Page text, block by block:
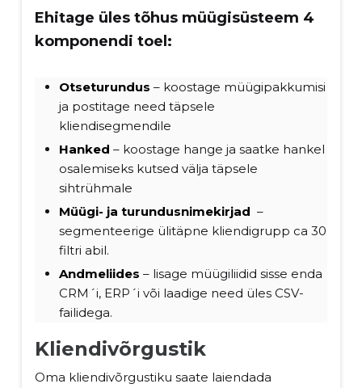
Ehitage üles tõhus müügisüsteem 4
komponendi toel:
Otseturundus – koostage müügipakkumisi
ja postitage need täpsele
kliendisegmendile
Hanked – koostage hange ja saatke hankel
osalemiseks kutsed välja täpsele
sihtrühmale
Müügi- ja turundusnimekirjad –
segmenteerige ülitäpne kliendigrupp ca 30
filtri abil.
Andmeliides – lisage müügiliidid sisse enda
CRM´i, ERP´i või laadige need üles CSV-
failidega.
Kliendivõrgustik
Oma kliendivõrgustiku saate laiendada